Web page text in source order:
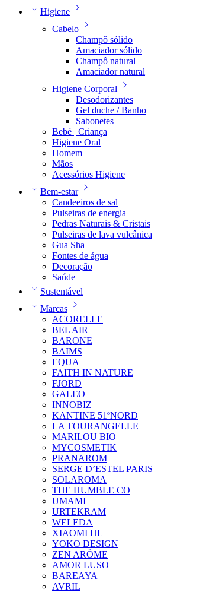
Higiene
Cabelo
Champô sólido
Amaciador sólido
Champô natural
Amaciador natural
Higiene Corporal
Desodorizantes
Gel duche / Banho
Sabonetes
Bebé | Criança
Higiene Oral
Homem
Mãos
Acessórios Higiene
Bem-estar
Candeeiros de sal
Pulseiras de energia
Pedras Naturais & Cristais
Pulseiras de lava vulcânica
Gua Sha
Fontes de água
Decoração
Saúde
Sustentável
Marcas
ACORELLE
BEL AIR
BARONE
BAIMS
EQUA
FAITH IN NATURE
FJORD
GALEO
INNOBIZ
KANTINE 51ºNORD
LA TOURANGELLE
MARILOU BIO
MYCOSMETIK
PRANAROM
SERGE D’ESTEL PARIS
SOLAROMA
THE HUMBLE CO
UMAMI
URTEKRAM
WELEDA
XIAOMI HL
YOKO DESIGN
ZEN ARÔME
AMOR LUSO
BAREAYA
AVRIL